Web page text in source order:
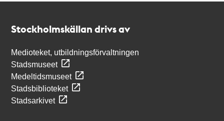
Stockholmskällan drivs av
Medioteket, utbildningsförvaltningen
Stadsmuseet
Medeltidsmuseet
Stadsbiblioteket
Stadsarkivet